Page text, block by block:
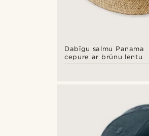
Dabīgu salmu Panama
cepure ar brūnu lentu